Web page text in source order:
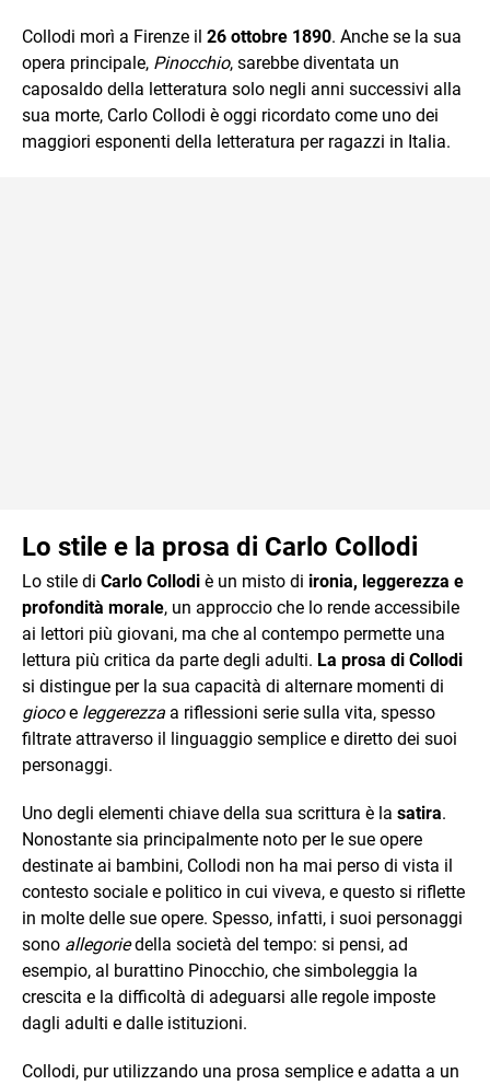
Collodi morì a Firenze il 26 ottobre 1890. Anche se la sua
opera principale, Pinocchio, sarebbe diventata un
caposaldo della letteratura solo negli anni successivi alla
sua morte, Carlo Collodi è oggi ricordato come uno dei
maggiori esponenti della letteratura per ragazzi in Italia.
Lo stile e la prosa di Carlo Collodi
Lo stile di Carlo Collodi è un misto di ironia, leggerezza e
profondità morale, un approccio che lo rende accessibile
ai lettori più giovani, ma che al contempo permette una
lettura più critica da parte degli adulti. La prosa di Collodi
si distingue per la sua capacità di alternare momenti di
giocoe leggerezza a riflessioni serie sulla vita, spesso
filtrate attraverso il linguaggio semplice e diretto dei suoi
personaggi.
Uno degli elementi chiave della sua scrittura è la satira.
Nonostante sia principalmente noto per le sue opere
destinate ai bambini, Collodi non ha mai perso di vista il
contesto sociale e politico in cui viveva, e questo si riflette
in molte delle sue opere. Spesso, infatti, i suoi personaggi
sono allegoriedella società del tempo: si pensi, ad
esempio, al burattino Pinocchio, che simboleggia la
crescita e la difficoltà di adeguarsi alle regole imposte
dagli adulti e dalle istituzioni.
Collodi, pur utilizzando una prosa semplice e adatta a un